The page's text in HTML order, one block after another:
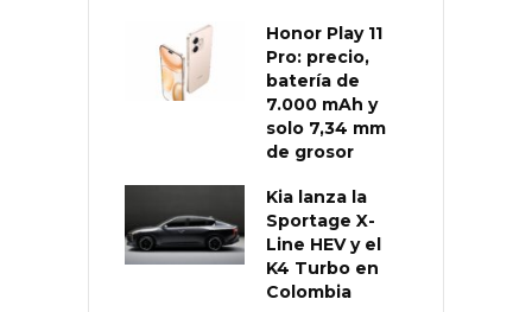
Honor Play 11
Pro: precio,
batería de
7.000 mAh y
solo 7,34 mm
de grosor
Kia lanza la
Sportage X-
Line HEV y el
K4 Turbo en
Colombia